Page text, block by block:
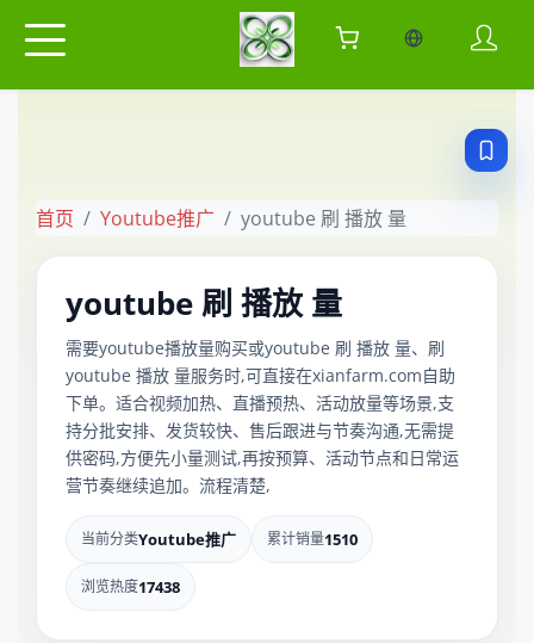
当前语言：中
首页 Youtube推广 youtube 刷 播放 量
youtube 刷 播放 量
需要youtube播放量购买或youtube 刷 播放 量、刷
youtube 播放 量服务时,可直接在xianfarm.com自助
下单。适合视频加热、直播预热、活动放量等场景,支
持分批安排、发货较快、售后跟进与节奏沟通,无需提
供密码,方便先小量测试,再按预算、活动节点和日常运
营节奏继续追加。流程清楚,
当前分类Youtube推广 累计销量1510
浏览热度17438